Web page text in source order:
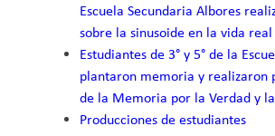
Escuela
Secundaria
Albores
Escuela Secundaria Albores
sobre la sinusoide en la vida real
Estudiantes de 3° y 5° de la
plantaron memoria y realizaron
de la Memoria por la Verdad y
Producciones de estudiantes